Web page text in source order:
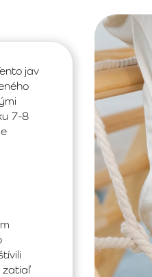
jav
7-8
zatiaľ